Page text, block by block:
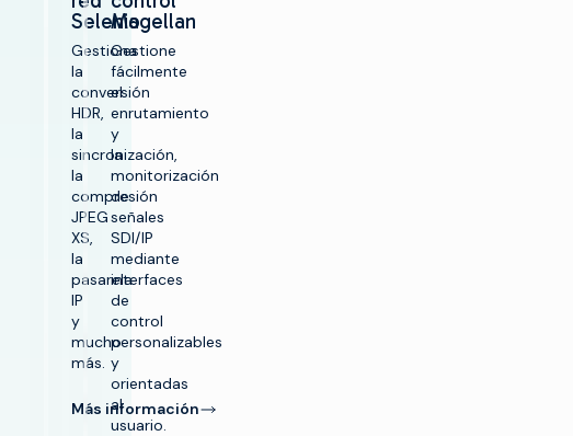
Selenio
Gestiona
la
conversión
HDR,
la
sincronización,
la
compresión
JPEG
XS,
la
pasarela
IP
y
mucho
más.
Más información
Magellan
Gestione
fácilmente
el
enrutamiento
y
la
monitorización
de
señales
SDI/IP
mediante
interfaces
de
control
personalizables
y
orientadas
al
usuario.